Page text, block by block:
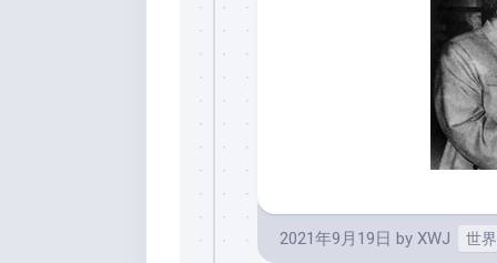
2021年9月19日 by XWJ 世